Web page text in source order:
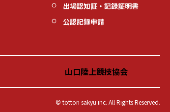
出場認知証・記録証明書
公認記録申請
山口陸上競技協会
© tottori sakyu inc. All Rights Reserved.